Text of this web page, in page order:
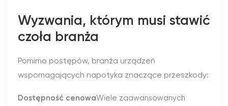
Wyzwania, którym musi stawić
czoła branża
Pomimo postępów, branża urządzeń
wspomagających napotyka znaczące przeszkody:
Dostępność cenowaWiele zaawansowanych